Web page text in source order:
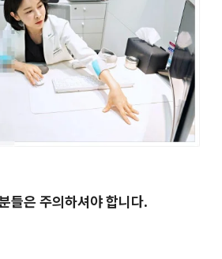
들은 주의하셔야 합니다.